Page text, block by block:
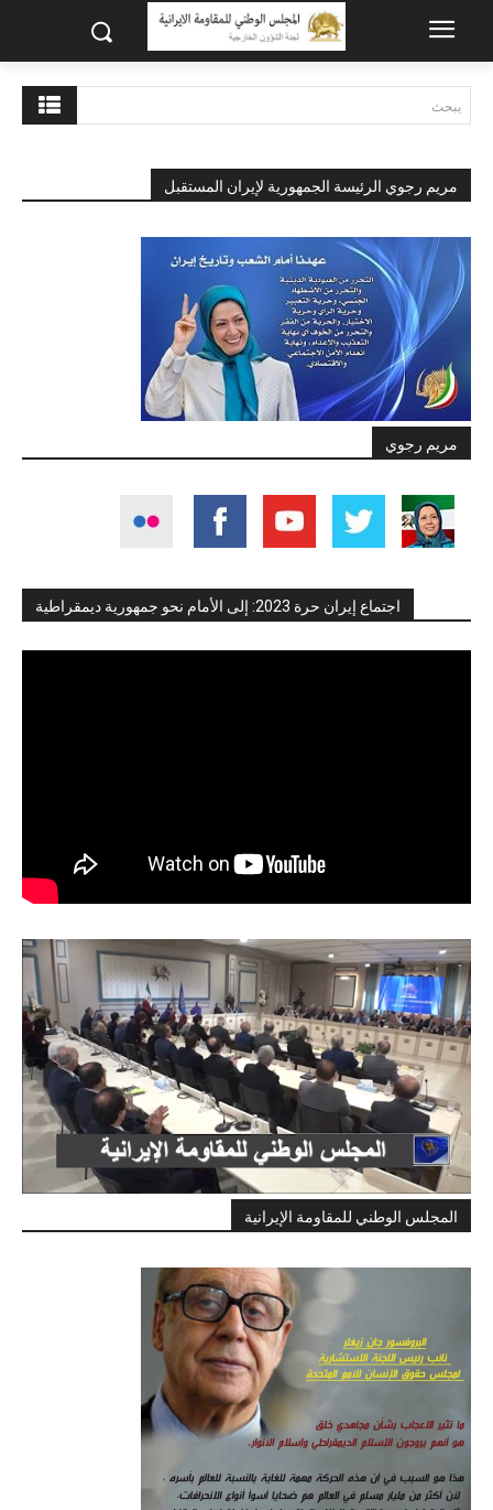
يبحث
مريم رجوي الرئيسة الجمهورية لإيران المستقبل
مريم رجوي
اجتماع إيران حرة 2023: إلى الأمام نحو جمهورية ديمقراطية
المجلس الوطني للمقاومة الإيرانية